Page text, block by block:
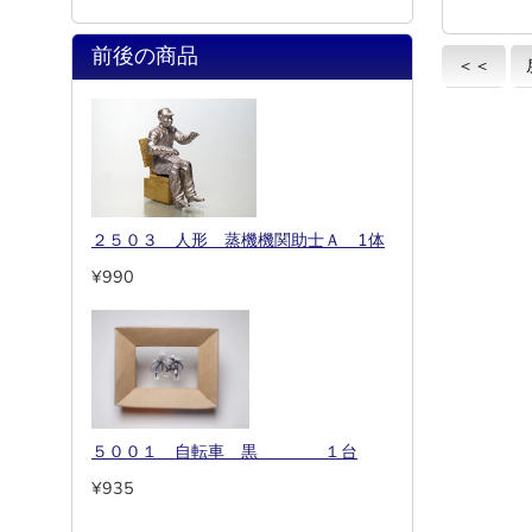
＜＜
前後の商品
２５０３ 人形 蒸機機関助士Ａ 1体
¥990
５００１ 自転車 黒 １台
¥935